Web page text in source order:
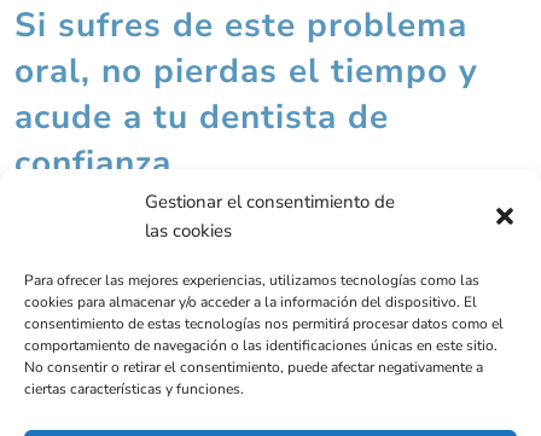
Gestionar el consentimiento de
las cookies
Para ofrecer las mejores experiencias, utilizamos tecnologías como las
cookies para almacenar y/o acceder a la información del dispositivo. El
consentimiento de estas tecnologías nos permitirá procesar datos como el
comportamiento de navegación o las identificaciones únicas en este sitio.
No consentir o retirar el consentimiento, puede afectar negativamente a
ciertas características y funciones.
Si sufres de este problema
oral, no pierdas el tiempo y
acude a tu dentista de
confianza
¡Tu salud bucodental es importante!
Compártelo en tus Redes Sociales
También te puede interesar...